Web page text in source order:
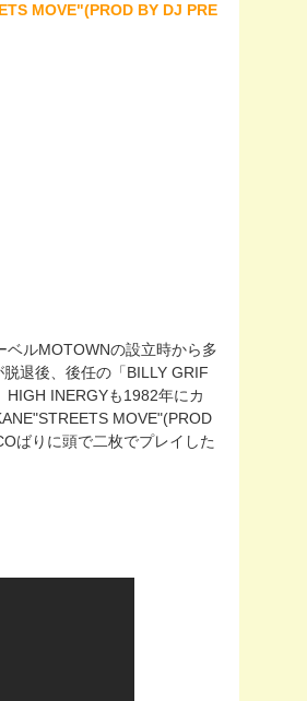
MOVE"(PROD BY DJ PRE
ルMOTOWNの設立時から多
退後、後任の「BILLY GRIF
INERGYも1982年にカ
MOVE"(PROD
ばりに頭で二枚でプレイした